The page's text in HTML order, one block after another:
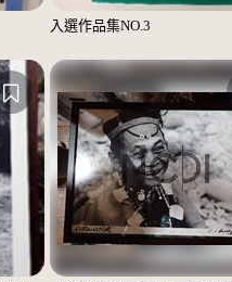
入選作品集NO.3